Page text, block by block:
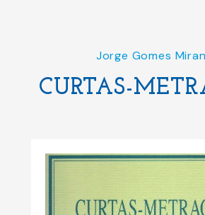
Jorge Gomes
CURTAS-